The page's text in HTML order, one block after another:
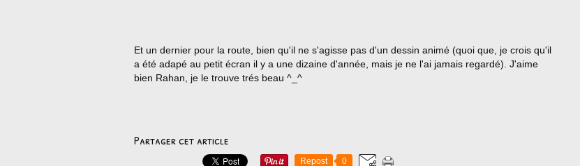
Et un dernier pour la route, bien qu'il ne s'agisse pas d'un dessin animé (quoi que, je crois qu'il
a été adapé au petit écran il y a une dizaine d'année, mais je ne l'ai jamais regardé). J'aime
bien Rahan, je le trouve trés beau ^_^
Partager cet article
Repost 0